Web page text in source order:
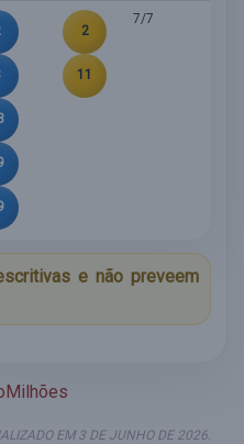
2
11
7/7
e não preveem
EM 3 DE JUNHO DE 2026.